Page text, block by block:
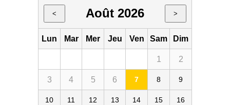
< Août 2026 >
Lun Mar Mer Jeu Ven Sam Dim
1 2
3 4 5 6 7 8 9
10 11 12 13 14 15 16